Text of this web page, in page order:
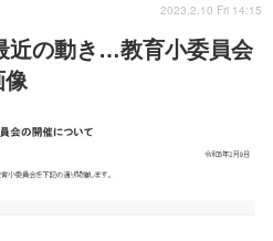
近の動き…教育小委員会
像
2023.2.10 Fri 14:15